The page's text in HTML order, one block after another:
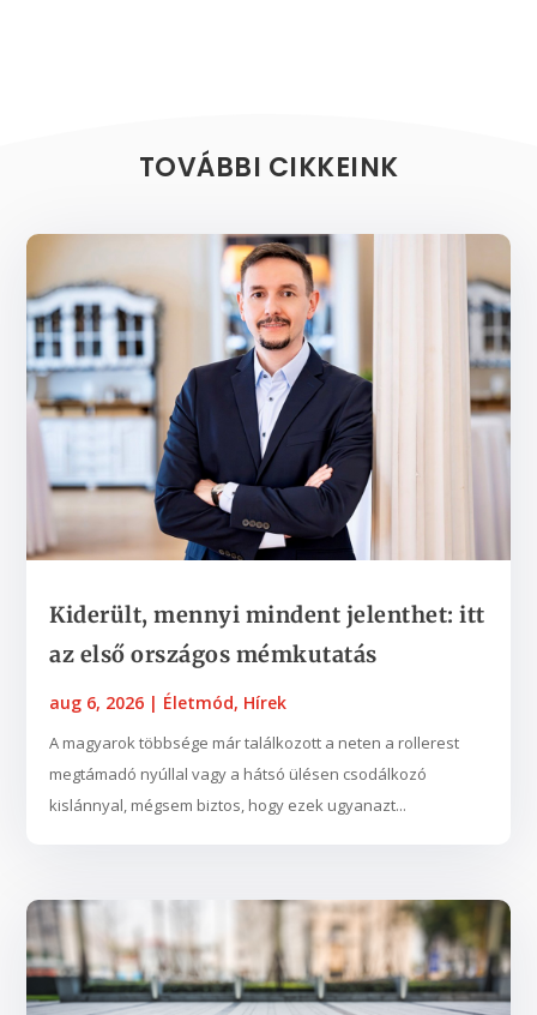
TOVÁBBI CIKKEINK
Kiderült, mennyi mindent jelenthet: itt
az első országos mémkutatás
aug 6, 2026 | Életmód, Hírek
A magyarok többsége már találkozott a neten a rollerest
megtámadó nyúllal vagy a hátsó ülésen csodálkozó
kislánnyal, mégsem biztos, hogy ezek ugyanazt...